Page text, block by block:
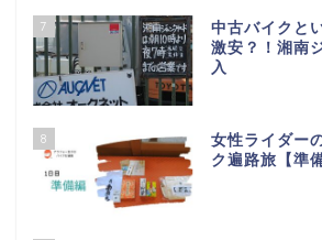
7
中古バイクと
激安？！湘南
入
8
女性ライダー
ク遍路旅【準